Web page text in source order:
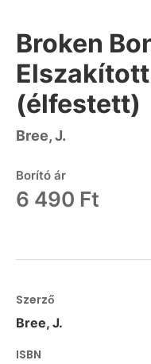
Broken
(élfestett)
Bree, J.
Borító ár
6 490 Ft
Szerző
Bree, J.
ISBN